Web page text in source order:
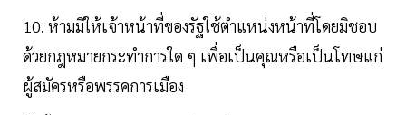
10. ห้ามมิให้เจ้าหน้าที่ของรัฐใช้ตําแหน่งหน้าที่โดยมิชอบ
ด้วยกฎหมายกระทําการใด ๆ เพื่อเป็นคุณหรือเป็นโทษแก่
ผู้สมัครหรือพรรคการเมือง